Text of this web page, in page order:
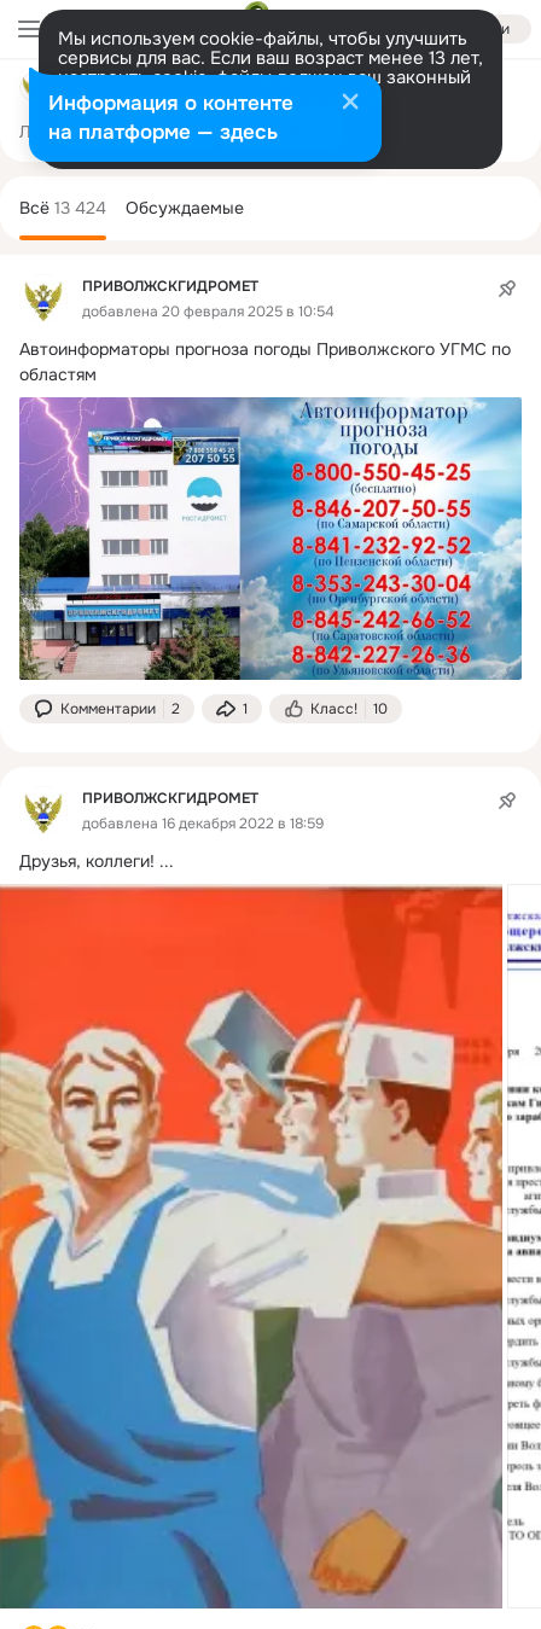
Войти
Мы используем cookie-файлы, чтобы улучшить
сервисы для вас. Если ваш возраст менее 13 лет,
настроить cookie-файлы должен ваш законный
представитель. Больше информации
Разрешить все Настроить
Лента Участники 1.2K Темы 13K
ПРИВОЛЖСКГИДРОМЕТ
добавлена 20 февраля 2025 в 10:54
Автоинформаторы прогноза погоды Приволжского УГМС по
областям
Комментарии 2 1 Класс! 10
ПРИВОЛЖСКГИДРОМЕТ
добавлена 16 декабря 2022 в 18:59
Друзья, коллеги! ...
колонка
Всё 13 424 Обсуждаемые
Информация о контенте
на платформе — здесь